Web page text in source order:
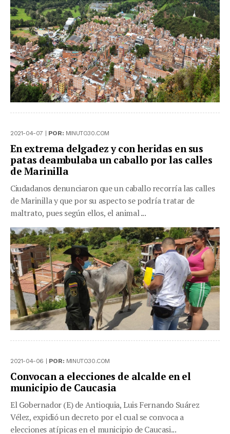
2021-04-07 | POR: MINUTO30.COM
En extrema delgadez y con heridas en sus
patas deambulaba un caballo por las calles
de Marinilla
Ciudadanos denunciaron que un caballo recorría las calles
de Marinilla y que por su aspecto se podría tratar de
maltrato, pues según ellos, el animal ...
2021-04-06 | POR: MINUTO30.COM
Convocan a elecciones de alcalde en el
municipio de Caucasia
El Gobernador (E) de Antioquia, Luis Fernando Suárez
Vélez, expidió un decreto por el cual se convoca a
elecciones atípicas en el municipio de Caucasi...